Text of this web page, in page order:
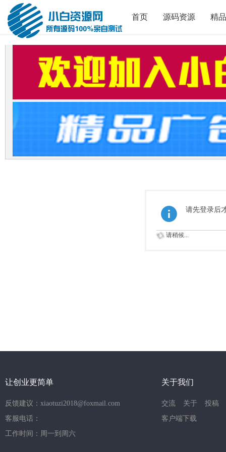
首页 源码资源 精
请先登录后
请稍候...
让创业更简单
反馈建议：xiaotuzi2018@foxmail.com
客服电话：
工作时间：周一到周六
关于我们
交流 关于
投稿
客户端下载